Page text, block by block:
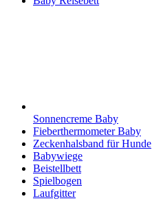
Sonnencreme Baby
Fieberthermometer Baby
Zeckenhalsband für Hunde
Babywiege
Beistellbett
Spielbogen
Laufgitter